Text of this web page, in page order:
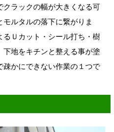
ラックの幅が大きくなる可
ルタルの落下に繋がりま
Ｕカット・シール打ち・樹
地をキチンと整える事が塗
かにできない作業の１つで